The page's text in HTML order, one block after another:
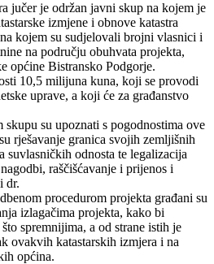
jučer je održan javni skup na kojem je
izmjene i obnove katastra
kojem su sudjelovali brojni vlasnici i
na području obuhvata projekta,
općine Bistransko Podgorje.
10,5 milijuna kuna, koji se provodi
uprave, a koji će za građanstvo
su upoznati s pogodnostima ove
rješavanje granica svojih zemljišnih
suvlasničkih odnosta te legalizacija
raščišćavanje i prijenos i
dr.
procedurom projekta građani su
izlagačima projekta, kako bi
spremnijima, a od strane istih je
ovakvih katastarskih izmjera i na
općina.